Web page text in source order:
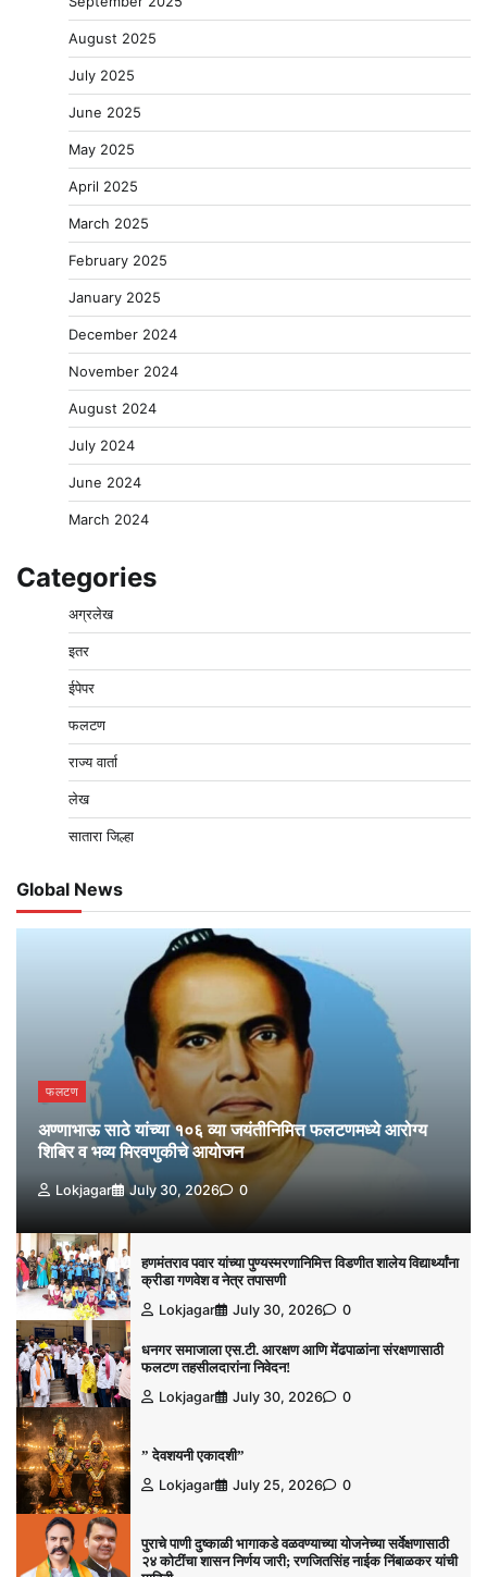
August 2025
July 2025
June 2025
May 2025
April 2025
March 2025
February 2025
January 2025
December 2024
November 2024
August 2024
July 2024
June 2024
March 2024
Categories
अग्रलेख
इतर
ईपेपर
फलटण
राज्य वार्ता
लेख
सातारा जिल्हा
Global News
फलटण
अण्णाभाऊ साठे यांच्या १०६ व्या जयंतीनिमित्त फलटणमध्ये आरोग्य
शिबिर व भव्य मिरवणुकीचे आयोजन
Lokjagar July 30, 2026 0
हणमंतराव पवार यांच्या पुण्यस्मरणानिमित्त विडणीत शालेय विद्यार्थ्यांना
क्रीडा गणवेश व नेत्र तपासणी
Lokjagar
July 30, 2026 0
धनगर समाजाला एस.टी. आरक्षण आणि मेंढपाळांना संरक्षणासाठी
फलटण तहसीलदारांना निवेदन!
Lokjagar
July 30, 2026 0
” देवशयनी एकादशी”
Lokjagar
July 25, 2026 0
पुराचे पाणी दुष्काळी भागाकडे वळवण्याच्या योजनेच्या सर्वेक्षणासाठी
२४ कोटींचा शासन निर्णय जारी; रणजितसिंह नाईक निंबाळकर यांची